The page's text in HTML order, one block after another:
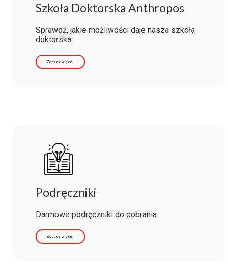
Szkoła Doktorska Anthropos
Sprawdź, jakie możliwości daje nasza szkoła
doktorska.
Zobacz więcej
Podręczniki
Darmowe podręczniki do pobrania
Zobacz więcej